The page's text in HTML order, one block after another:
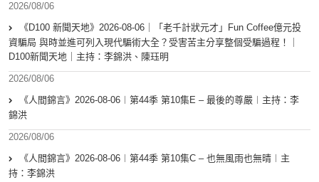
2026/08/06
《D100 新聞天地》2026-08-06｜「老千計狀元才」Fun Coffee億元投
資騙局 與時並進可列入現代騙術大全？受害苦主分享整個受騙過程！｜
D100新聞天地｜主持：李錦洪、陳珏明
2026/08/06
《人間錦言》2026-08-06︱第44季 第10集E – 最後的尊嚴︱主持：李
錦洪
2026/08/06
《人間錦言》2026-08-06︱第44季 第10集C – 也無風雨也無晴︱主
持：李錦洪